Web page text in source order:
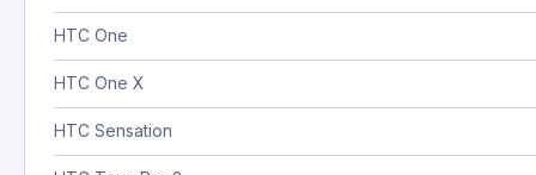
HTC One
HTC One X
HTC Sensation